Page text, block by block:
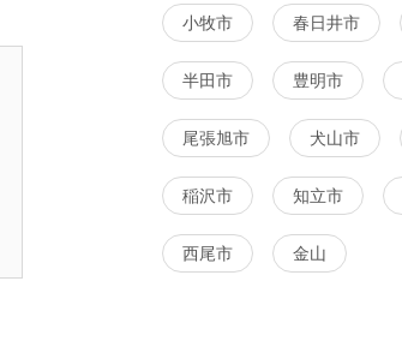
小牧市 春日井市
半田市 豊明市
尾張旭市 犬山市
稲沢市 知立市
西尾市 金山